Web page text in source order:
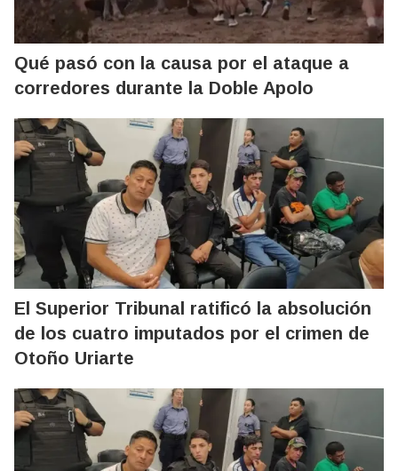
Qué pasó con la causa por el ataque a
corredores durante la Doble Apolo
El Superior Tribunal ratificó la absolución
de los cuatro imputados por el crimen de
Otoño Uriarte